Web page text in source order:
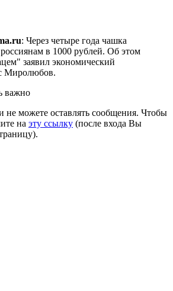
: Через четыре года чашка
в 1000 рублей. Об этом
заявил экономический
Миролюбов.
важно
не можете оставлять сообщения. Чтобы
на эту ссылку (после входа Вы